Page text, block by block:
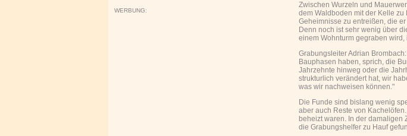
WERBUNG:
Zwischen Wurzeln und
dem Waldboden mit der Kelle
Geheimnisse zu entreißen, die
Denn noch ist sehr wenig über
einem Wohnturm gegraben
Grabungsleiter Adrian
Bauphasen haben, sprich, die
Jahrzehnte hinweg oder die
strukturlich verändert hat, wir
was wir nachweisen können."
Die Funde sind bislang wenig
aber auch Reste von
beheizt waren. In der damaligen
die Grabungshelfer zu Hauf